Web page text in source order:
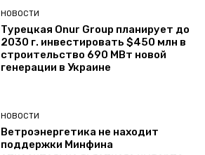
НОВОСТИ
Турецкая Onur Group планирует до
2030 г. инвестировать $450 млн в
строительство 690 МВт новой
генерации в Украине
НОВОСТИ
Ветроэнергетика не находит
поддержки Минфина